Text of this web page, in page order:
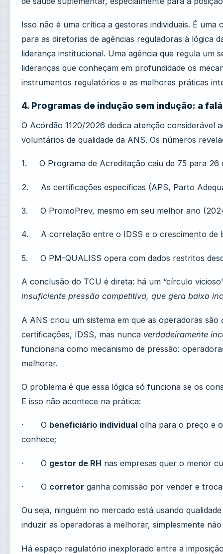
Isso não é uma crítica a gestores individuais. É
para as diretorias de agências reguladoras à lógica
liderança institucional. Uma agência que regula um
lideranças que conheçam em profundidade os
instrumentos regulatórios e as melhores práticas
4. Programas de indução sem indução: a
O Acórdão 1120/2026 dedica atenção
voluntários de qualidade da ANS. Os números
1. O Programa de Acreditação caiu de 75 para 26
2. As certificações específicas (APS, Parto
3. O PromoPrev, mesmo em seu melhor ano
4. A correlação entre o IDSS e o crescimento de
5. O PM-QUALISS opera com dados restritos
A conclusão do TCU é direta: há um “círculo
insuficiente pressão competitiva, que gera baixo
A ANS criou um sistema em que as operadoras são
certificações, IDSS, mas nunca verdadeiramente
funcionaria como mecanismo de pressão:
melhorar.
O problema é que essa lógica só funciona se os
E isso não acontece na prática:
· O beneficiário individual olha para o preço e
conhece;
· O gestor de RH nas empresas quer o menor
· O corretor ganha comissão por vender e
Ou seja, ninguém no mercado está usando
induzir as operadoras a melhorar, simplesmente
Há espaço regulatório inexplorado entre a